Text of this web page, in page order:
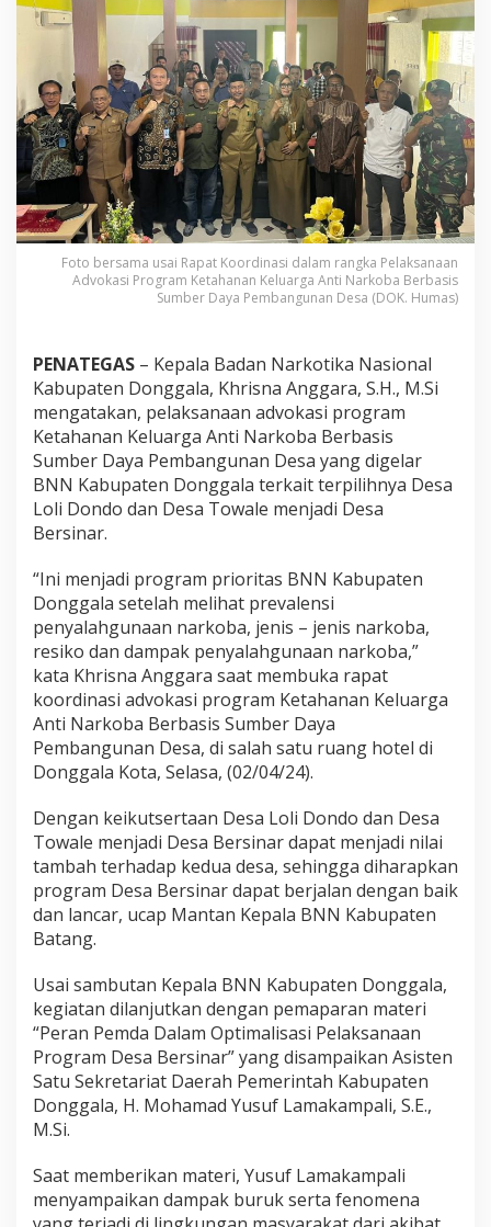
D
o
n
g
g
a
l
a
R
a
k
o
r
D
e
e
r
s
i
n
a
r
Foto bersama usai Rapat Koordinasi dalam rangka Pelaksanaan
Advokasi Program Ketahanan Keluarga Anti Narkoba Berbasis
Sumber Daya Pembangunan Desa (DOK. Humas)
PENATEGAS – Kepala Badan Narkotika Nasional
Kabupaten Donggala, Khrisna Anggara, S.H., M.Si
mengatakan, pelaksanaan advokasi program
Ketahanan Keluarga Anti Narkoba Berbasis
Sumber Daya Pembangunan Desa yang digelar
BNN Kabupaten Donggala terkait terpilihnya Desa
Loli Dondo dan Desa Towale menjadi Desa
Bersinar.
“Ini menjadi program prioritas BNN Kabupaten
Donggala setelah melihat prevalensi
penyalahgunaan narkoba, jenis – jenis narkoba,
resiko dan dampak penyalahgunaan narkoba,”
kata Khrisna Anggara saat membuka rapat
koordinasi advokasi program Ketahanan Keluarga
Anti Narkoba Berbasis Sumber Daya
Pembangunan Desa, di salah satu ruang hotel di
Donggala Kota, Selasa, (02/04/24).
Dengan keikutsertaan Desa Loli Dondo dan Desa
Towale menjadi Desa Bersinar dapat menjadi nilai
tambah terhadap kedua desa, sehingga diharapkan
program Desa Bersinar dapat berjalan dengan baik
dan lancar, ucap Mantan Kepala BNN Kabupaten
Batang.
Usai sambutan Kepala BNN Kabupaten Donggala,
kegiatan dilanjutkan dengan pemaparan materi
“Peran Pemda Dalam Optimalisasi Pelaksanaan
Program Desa Bersinar” yang disampaikan Asisten
Satu Sekretariat Daerah Pemerintah Kabupaten
Donggala, H. Mohamad Yusuf Lamakampali, S.E.,
M.Si.
Saat memberikan materi, Yusuf Lamakampali
menyampaikan dampak buruk serta fenomena